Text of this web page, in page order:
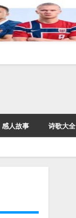
感人故事 诗歌大全